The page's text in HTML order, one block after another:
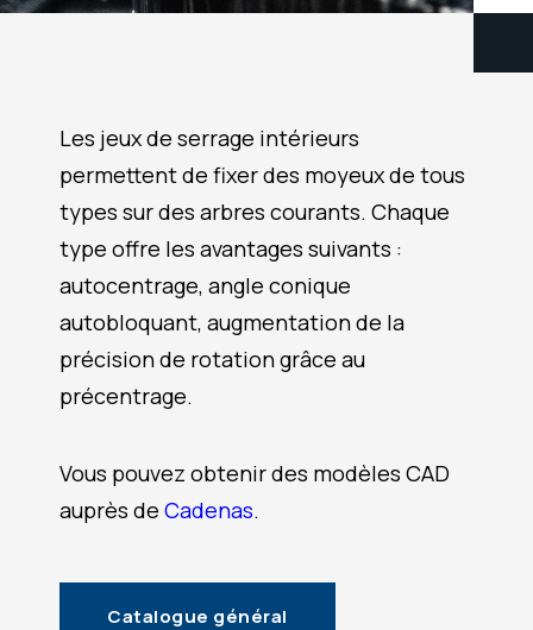
Les jeux de serrage intérieurs
permettent de fixer des moyeux de tous
types sur des arbres courants. Chaque
type offre les avantages suivants :
autocentrage, angle conique
autobloquant, augmentation de la
précision de rotation grâce au
précentrage.
Vous pouvez obtenir des modèles CAD
auprès de Cadenas.
Catalogue général